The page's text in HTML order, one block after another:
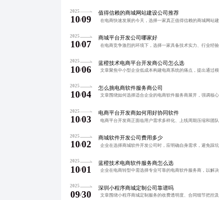
2025
10/09
值得信赖的商城网站建设公司推荐
2025
10/07
商城平台开发公司哪家好
2025
10/06
蓝橙技术电商平台开发商公司怎么选
2025
10/04
怎么挑电商软件服务商公司
2025
10/03
电商平台开发商如何用好协同软件
2025
10/02
商城软件开发公司费用多少
2025
10/01
蓝橙技术电商软件服务商怎么选
2025
09/30
深圳小程序商城定制公司靠谱吗